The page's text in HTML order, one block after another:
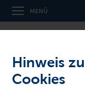
Hinweis
Cookies
MENÜ